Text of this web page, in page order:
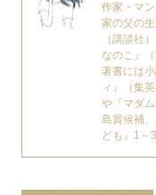
作家・マ
家の父の
（講談社
なのこ』（
著書には
ィ』（集
や『マダ
島賞候補
ども』1～